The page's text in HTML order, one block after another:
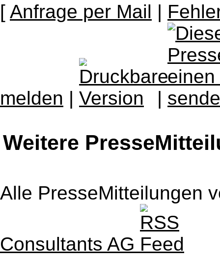
[ Anfrage per Mail |
melden | |
Weitere
Alle PresseMitteilungen
Consultants AG